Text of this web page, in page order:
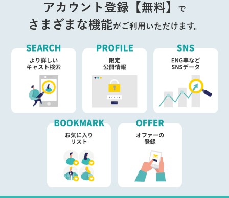
アカウント登録【無料】 で
さまざまな機能がご利用いただけます。